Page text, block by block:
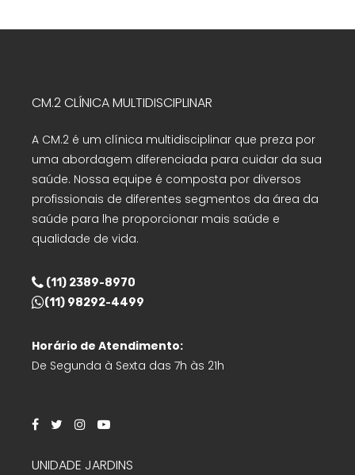
CM.2 CLÍNICA MULTIDISCIPLINAR
A CM.2 é um clínica multidisciplinar que preza por
uma abordagem diferenciada para cuidar da sua
saúde. Nossa equipe é composta por diversos
profissionais de diferentes segmentos da área da
saúde para lhe proporcionar mais saúde e
qualidade de vida.
(11) 2389-8970
(11) 98292-4499
Horário de Atendimento:
De Segunda à Sexta das 7h às 21h
UNIDADE JARDINS